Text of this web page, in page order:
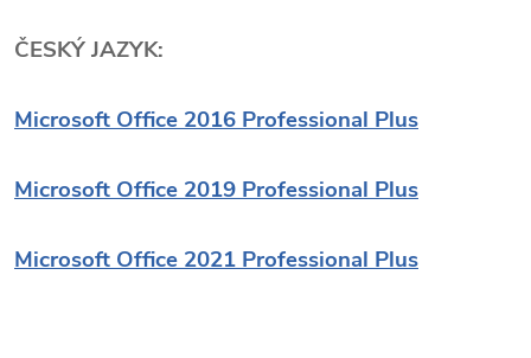
ČESKÝ JAZYK:
Microsoft Office 2016 Professional Plus
Microsoft Office 2019 Professional Plus
Microsoft Office 2021 Professional Plus